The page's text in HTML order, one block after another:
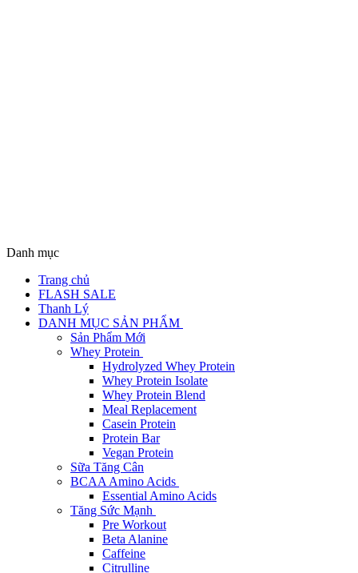
Danh mục
Trang chủ
FLASH SALE
Thanh Lý
DANH MỤC SẢN PHẨM
Sản Phẩm Mới
Whey Protein
Hydrolyzed Whey Protein
Whey Protein Isolate
Whey Protein Blend
Meal Replacement
Casein Protein
Protein Bar
Vegan Protein
Sữa Tăng Cân
BCAA Amino Acids
Essential Amino Acids
Tăng Sức Mạnh
Pre Workout
Beta Alanine
Caffeine
Citrulline